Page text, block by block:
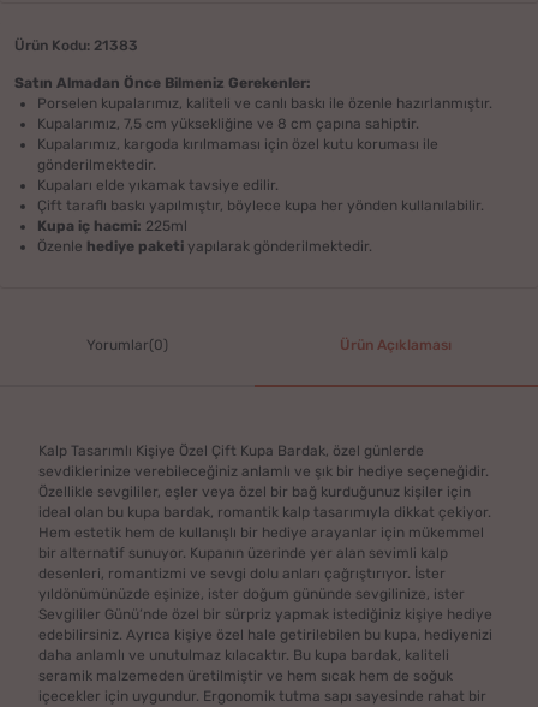
Ürün Kodu: 21383
Satın Almadan Önce Bilmeniz Gerekenler:
Porselen kupalarımız, kaliteli ve canlı baskı ile özenle hazırlanmıştır.
Kupalarımız, 7,5 cm yüksekliğine ve 8 cm çapına sahiptir.
Kupalarımız, kargoda kırılmaması için özel kutu koruması ile
gönderilmektedir.
Kupaları elde yıkamak tavsiye edilir.
Çift taraflı baskı yapılmıştır, böylece kupa her yönden kullanılabilir.
Kupa iç hacmi: 225ml
Özenle hediye paketi yapılarak gönderilmektedir.
Yorumlar(0) Ürün Açıklaması
Kalp Tasarımlı Kişiye Özel Çift Kupa Bardak, özel günlerde
sevdiklerinize verebileceğiniz anlamlı ve şık bir hediye seçeneğidir.
Özellikle sevgililer, eşler veya özel bir bağ kurduğunuz kişiler için
ideal olan bu kupa bardak, romantik kalp tasarımıyla dikkat çekiyor.
Hem estetik hem de kullanışlı bir hediye arayanlar için mükemmel
bir alternatif sunuyor. Kupanın üzerinde yer alan sevimli kalp
desenleri, romantizmi ve sevgi dolu anları çağrıştırıyor. İster
yıldönümünüzde eşinize, ister doğum gününde sevgilinize, ister
Sevgililer Günü’nde özel bir sürpriz yapmak istediğiniz kişiye hediye
edebilirsiniz. Ayrıca kişiye özel hale getirilebilen bu kupa, hediyenizi
daha anlamlı ve unutulmaz kılacaktır. Bu kupa bardak, kaliteli
seramik malzemeden üretilmiştir ve hem sıcak hem de soğuk
içecekler için uygundur. Ergonomik tutma sapı sayesinde rahat bir